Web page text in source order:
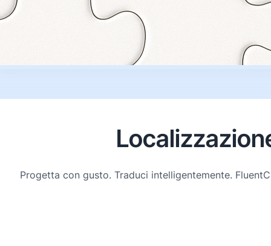
Progetta con gusto. Traduci intelligentemente.